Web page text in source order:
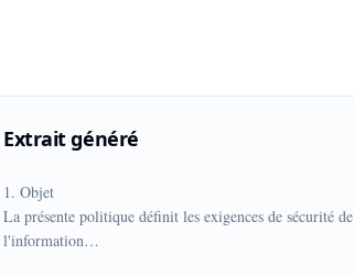
Extrait généré
1. Objet
La présente politique définit les exigences de sécurité de
l'information…